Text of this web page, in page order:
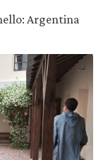
Argentina